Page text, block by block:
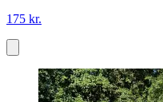
175 kr.